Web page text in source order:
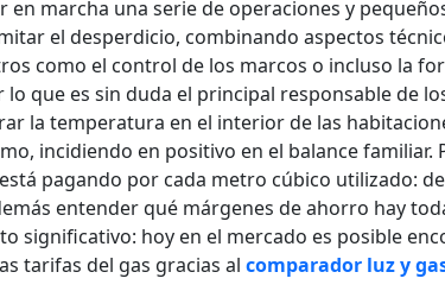
marcha una serie de operaciones y
el desperdicio, combinando aspectos
como el control de los marcos o incluso la
que es sin duda el principal responsable de
la temperatura en el interior de las
incidiendo en positivo en el balance familiar.
pagando por cada metro cúbico utilizado:
entender qué márgenes de ahorro hay
significativo: hoy en el mercado es posible
tarifas del gas gracias al comparador luz y